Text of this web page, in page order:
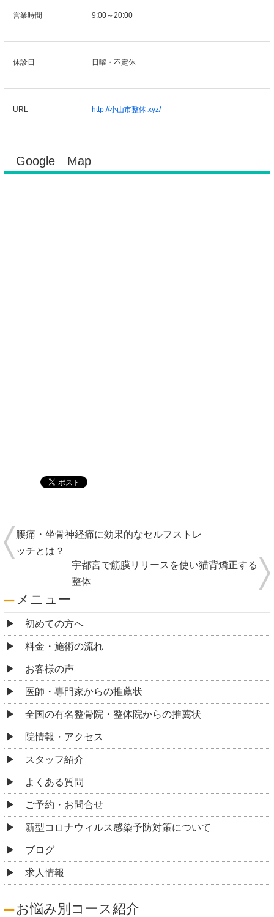
営業時間 9:00～20:00
休診日 日曜・不定休
URL http://小山市整体.xyz/
Google Map
腰痛・坐骨神経痛に効果的なセルフストレ
ッチとは？
宇都宮で筋膜リリースを使い猫背矯正する
整体
メニュー
初めての方へ
料金・施術の流れ
お客様の声
医師・専門家からの推薦状
全国の有名整骨院・整体院からの推薦状
院情報・アクセス
スタッフ紹介
よくある質問
ご予約・お問合せ
新型コロナウィルス感染予防対策について
ブログ
求人情報
お悩み別コース紹介